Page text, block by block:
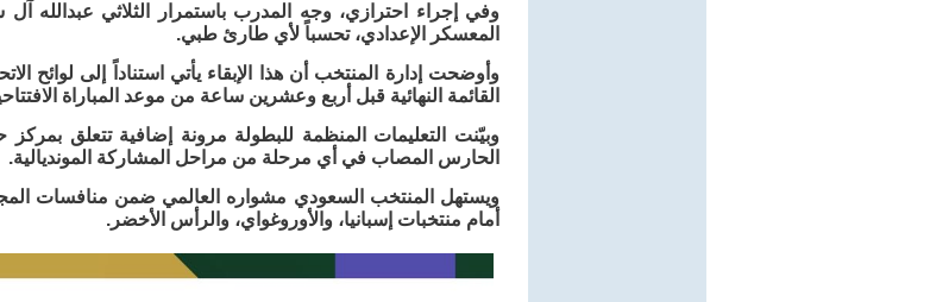
وفي إجراء احترازي، وجه المدرب باستمرار الثلاثي
المعسكر الإعدادي، تحسباً لأي طارئ طبي.
وأوضحت إدارة المنتخب أن هذا الإبقاء يأتي استناداً إلى لوائح
القائمة النهائية قبل أربع وعشرين ساعة من موعد المباراة
وبيّنت التعليمات المنظمة للبطولة مرونة إضافية تتعلق
الحارس المصاب في أي مرحلة من مراحل المشاركة المونديالية.
ويستهل المنتخب السعودي مشواره العالمي ضمن منافسات
أمام منتخبات إسبانيا، والأوروغواي، والرأس الأخضر.